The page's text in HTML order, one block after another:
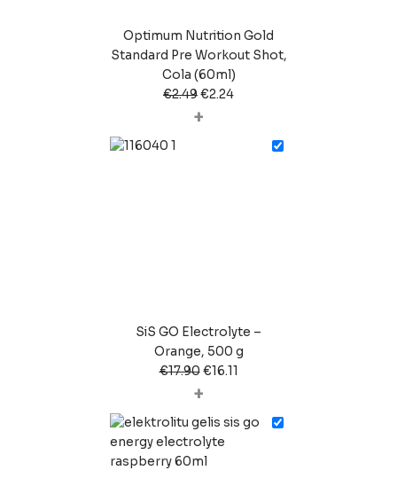
Optimum Nutrition Gold
Standard Pre Workout Shot,
Cola (60ml)
€2.49€2.24
+
SiS GO Electrolyte –
Orange, 500 g
€17.90 €16.11
+